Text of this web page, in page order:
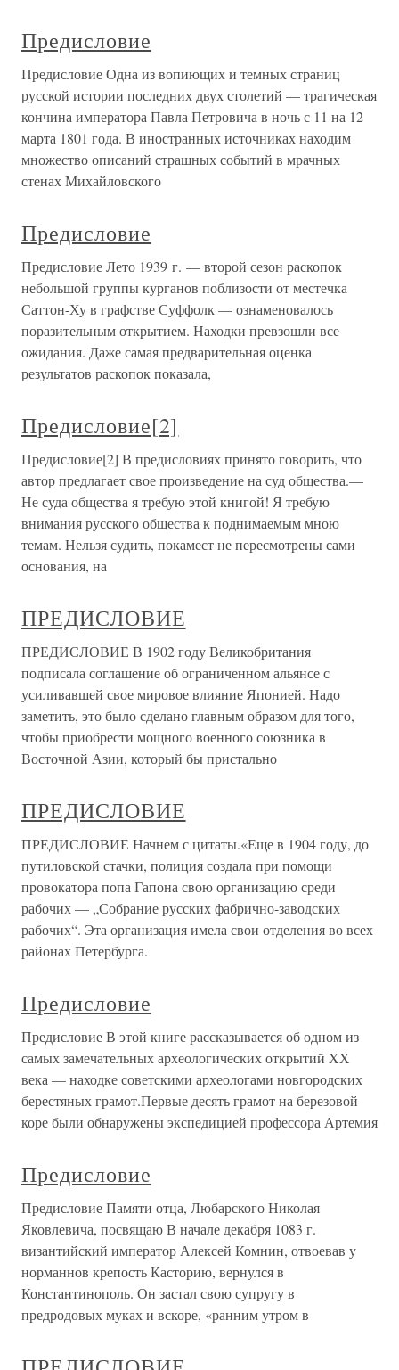
Предисловие
Предисловие Одна из вопиющих и темных страниц
русской истории последних двух столетий — трагическая
кончина императора Павла Петровича в ночь с 11 на 12
марта 1801 года. В иностранных источниках находим
множество описаний страшных событий в мрачных
стенах Михайловского
Предисловие
Предисловие Лето 1939 г. — второй сезон раскопок
небольшой группы курганов поблизости от местечка
Саттон-Ху в графстве Суффолк — ознаменовалось
поразительным открытием. Находки превзошли все
ожидания. Даже самая предварительная оценка
результатов раскопок показала,
Предисловие[2]
Предисловие[2] В предисловиях принято говорить, что
автор предлагает свое произведение на суд общества.—
Не суда общества я требую этой книгой! Я требую
внимания русского общества к поднимаемым мною
темам. Нельзя судить, покамест не пересмотрены сами
основания, на
ПРЕДИСЛОВИЕ
ПРЕДИСЛОВИЕ В 1902 году Великобритания
подписала соглашение об ограниченном альянсе с
усиливавшей свое мировое влияние Японией. Надо
заметить, это было сделано главным образом для того,
чтобы приобрести мощного военного союзника в
Восточной Азии, который бы пристально
ПРЕДИСЛОВИЕ
ПРЕДИСЛОВИЕ Начнем с цитаты.«Еще в 1904 году, до
путиловской стачки, полиция создала при помощи
провокатора попа Гапона свою организацию среди
рабочих — „Собрание русских фабрично-заводских
рабочих“. Эта организация имела свои отделения во всех
районах Петербурга.
Предисловие
Предисловие В этой книге рассказывается об одном из
самых замечательных археологических открытий XX
века — находке советскими археологами новгородских
берестяных грамот.Первые десять грамот на березовой
коре были обнаружены экспедицией профессора Артемия
Предисловие
Предисловие Памяти отца, Любарского Николая
Яковлевича, посвящаю В начале декабря 1083 г.
византийский император Алексей Комнин, отвоевав у
норманнов крепость Касторию, вернулся в
Константинополь. Он застал свою супругу в
предродовых муках и вскоре, «ранним утром в